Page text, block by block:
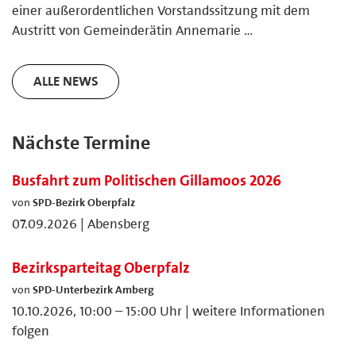
einer außerordentlichen Vorstandssitzung mit dem
Austritt von Gemeinderätin Annemarie …
ALLE NEWS
Nächste Termine
Busfahrt zum Politischen Gillamoos 2026
von SPD-Bezirk Oberpfalz
07.09.2026 | Abensberg
Bezirksparteitag Oberpfalz
von SPD-Unterbezirk Amberg
10.10.2026, 10:00 – 15:00 Uhr | weitere Informationen
folgen